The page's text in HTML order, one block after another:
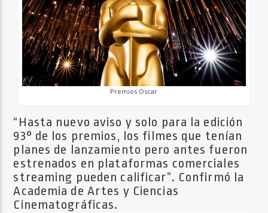
Premios Oscar
“Hasta nuevo aviso y solo para la edición
93° de los premios, los filmes que tenían
planes de lanzamiento pero antes fueron
estrenados en plataformas comerciales
streaming pueden calificar”. Confirmó la
Academia de Artes y Ciencias
Cinematográficas.